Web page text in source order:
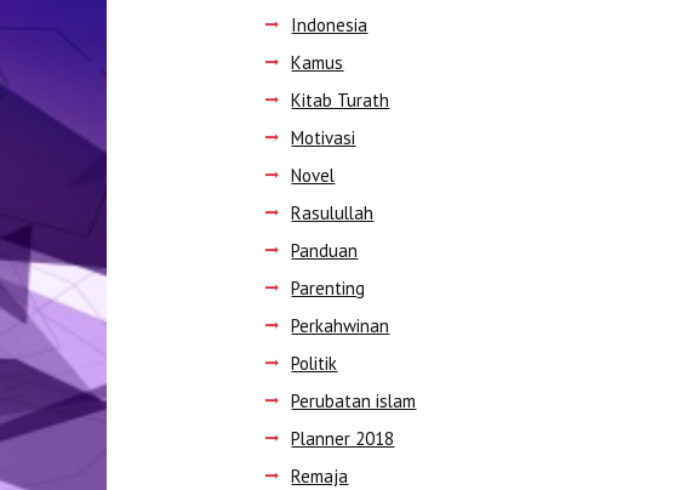
Next item
WS_dpn-150x220 (1)
Indonesia
Kamus
Kitab Turath
Motivasi
Novel
Rasulullah
Panduan
Parenting
Perkahwinan
Politik
Perubatan islam
Planner 2018
Remaja